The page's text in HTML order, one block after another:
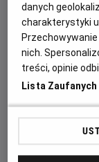
Każde
KONKURS!
Z okazji
chcemy
Manem w swoim
Czytaj więcej
danych
charakterystyki
nich.
treści, opinie
Lista